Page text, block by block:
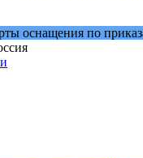
оснащения по